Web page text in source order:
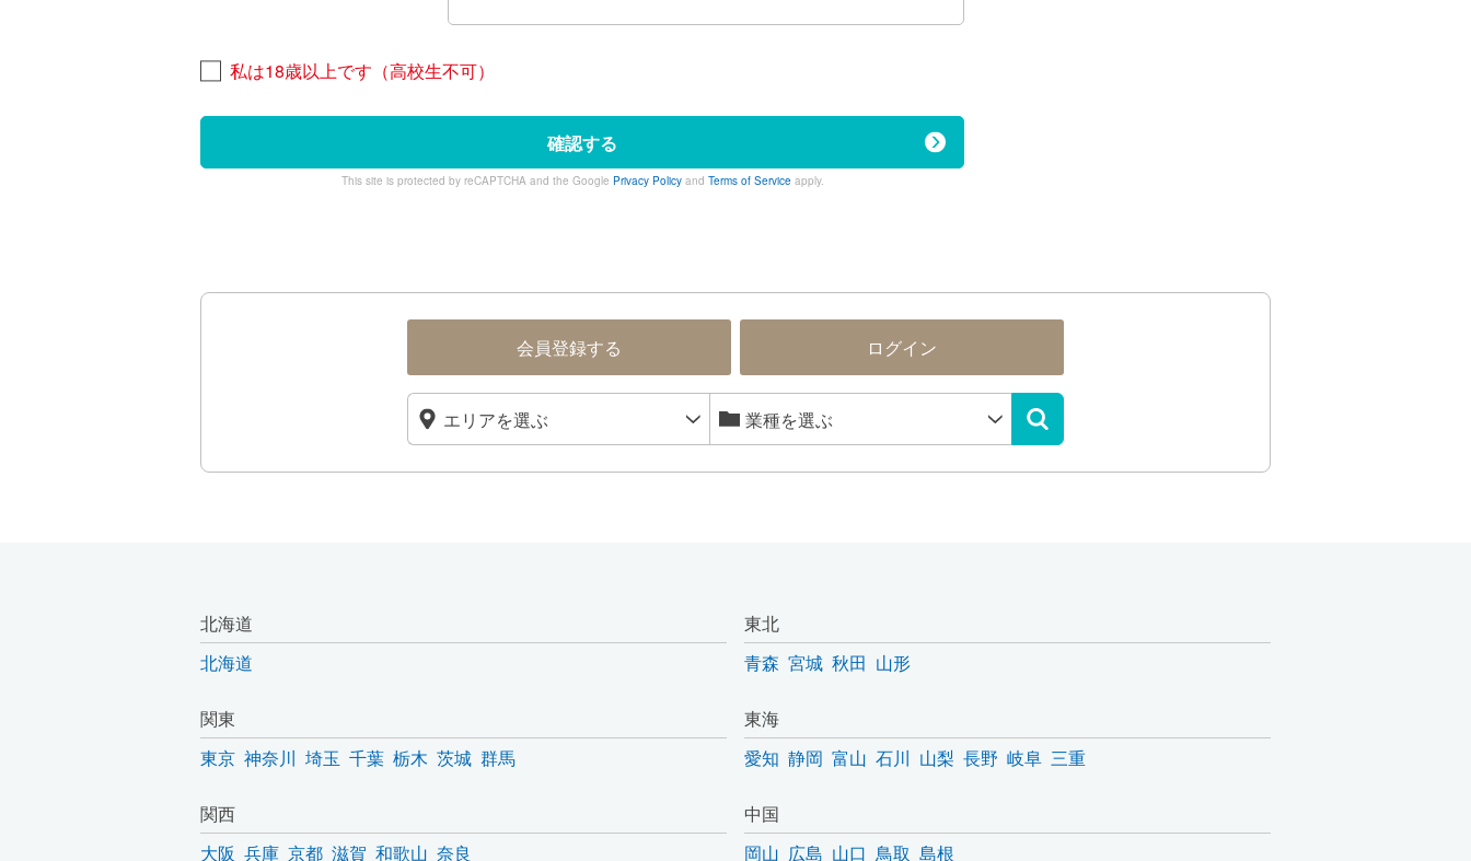
私は18歳以上です（高校生不可）
確認する
This site is protected by reCAPTCHA and the Google Privacy Policyand Terms of Serviceapply.
会員登録する ログイン
北海道
北海道
東北
青森 宮城 秋田 山形
関東
東京 神奈川 埼玉 千葉 栃木 茨城 群馬
東海
愛知 静岡 富山 石川 山梨 長野 岐阜 三重
関西
大阪 兵庫 京都 滋賀 和歌山 奈良
中国
岡山 広島 山口 鳥取 島根